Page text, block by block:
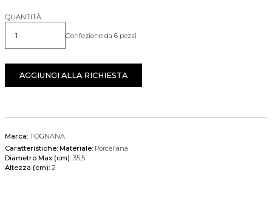
QUANTITÀ
Quantità Confezione da 6 pezzi
AGGIUNGI ALLA RICHIESTA
Marca: TOGNANA
Caratteristiche: Materiale: Porcellana
Diametro Max (cm): 35,5
Altezza (cm): 2